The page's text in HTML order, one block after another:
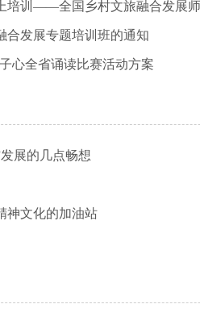
培训——全国乡村文旅融合发展
发展专题培训班的通知
心全省诵读比赛活动方案
展的几点畅想
神文化的加油站